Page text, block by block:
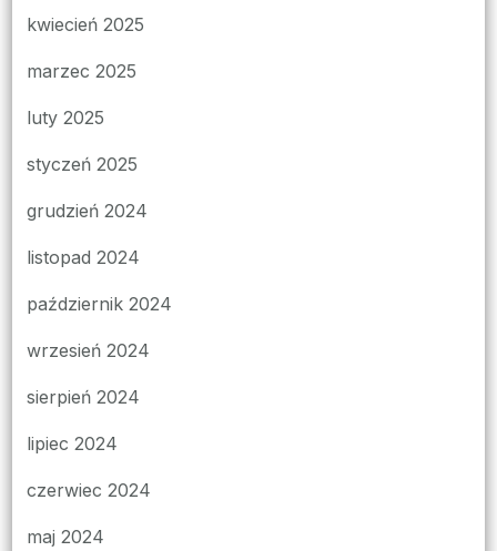
kwiecień 2025
marzec 2025
luty 2025
styczeń 2025
grudzień 2024
listopad 2024
październik 2024
wrzesień 2024
sierpień 2024
lipiec 2024
czerwiec 2024
maj 2024